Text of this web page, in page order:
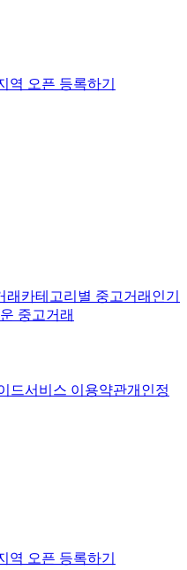
역 오픈 등록하기
래 카테고리별 중고거래 인기
중고거래
드서비스 이용약관개인정
역 오픈 등록하기